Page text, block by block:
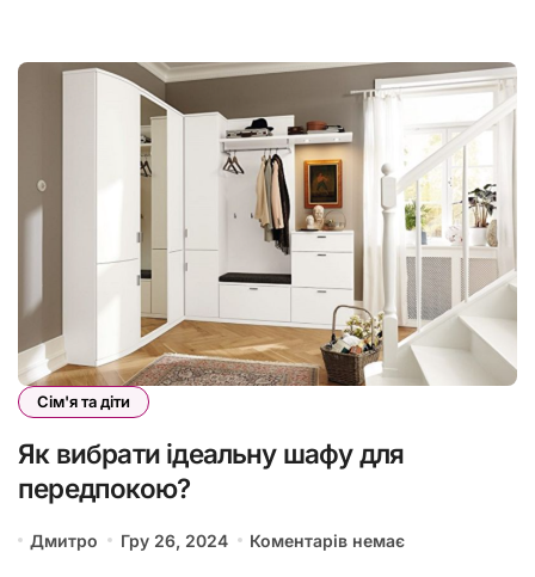
Сім'я та діти
Як вибрати ідеальну шафу для
передпокою?
Дмитро Гру 26, 2024 Коментарів немає